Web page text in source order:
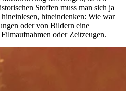
Stoffen muss man sich ja
hineindenken: Wie war
oder von Bildern eine
oder Zeitzeugen.